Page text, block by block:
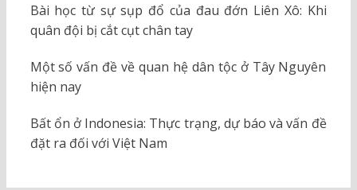
Bài học từ sự sụp đổ của đau đớn Liên Xô: Khi
quân đội bị cắt cụt chân tay
Một số vấn đề về quan hệ dân tộc ở Tây Nguyên
hiện nay
Bất ổn ở Indonesia: Thực trạng, dự báo và vấn đề
đặt ra đối với Việt Nam